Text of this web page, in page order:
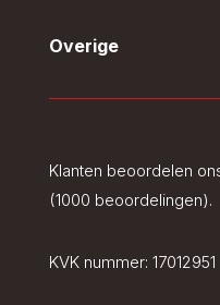
Overige
Klanten beoordelen
(1000 beoordelingen).
KVK nummer: 17012951